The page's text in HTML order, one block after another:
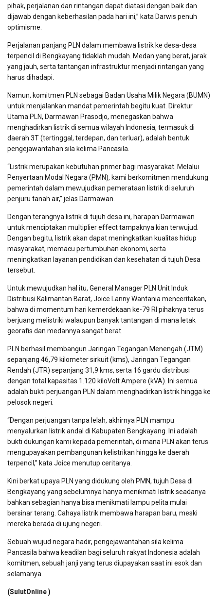
pihak, perjalanan dan rintangan dapat diatasi dengan baik dan
dijawab dengan keberhasilan pada hari ini,” kata Darwis penuh
optimisme.
Perjalanan panjang PLN dalam membawa listrik ke desa-desa
terpencil di Bengkayang tidaklah mudah. Medan yang berat, jarak
yang jauh, serta tantangan infrastruktur menjadi rintangan yang
harus dihadapi.
Namun, komitmen PLN sebagai Badan Usaha Milik Negara (BUMN)
untuk menjalankan mandat pemerintah begitu kuat. Direktur
Utama PLN, Darmawan Prasodjo, menegaskan bahwa
menghadirkan listrik di semua wilayah Indonesia, termasuk di
daerah 3T (tertinggal, terdepan, dan terluar), adalah bentuk
pengejawantahan sila kelima Pancasila.
“Listrik merupakan kebutuhan primer bagi masyarakat. Melalui
Penyertaan Modal Negara (PMN), kami berkomitmen mendukung
pemerintah dalam mewujudkan pemerataan listrik di seluruh
penjuru tanah air,” jelas Darmawan.
Dengan terangnya listrik di tujuh desa ini, harapan Darmawan
untuk menciptakan multiplier effect tampaknya kian terwujud.
Dengan begitu, listrik akan dapat meningkatkan kualitas hidup
masyarakat, memacu pertumbuhan ekonomi, serta
meningkatkan layanan pendidikan dan kesehatan di tujuh Desa
tersebut.
Untuk mewujudkan hal itu, General Manager PLN Unit Induk
Distribusi Kalimantan Barat, Joice Lanny Wantania menceritakan,
bahwa di momentum hari kemerdekaan ke-79 RI pihaknya terus
berjuang melistriki walaupun banyak tantangan di mana letak
georafis dan medannya sangat berat.
PLN berhasil membangun Jaringan Tegangan Menengah (JTM)
sepanjang 46,79 kilometer sirkuit (kms), Jaringan Tegangan
Rendah (JTR) sepanjang 31,9 kms, serta 16 gardu distribusi
dengan total kapasitas 1.120 kiloVolt Ampere (kVA). Ini semua
adalah bukti perjuangan PLN dalam menghadirkan listrik hingga ke
pelosok negeri.
“Dengan perjuangan tanpa lelah, akhirnya PLN mampu
menyalurkan listrik andal di Kabupaten Bengkayang. Ini adalah
bukti dukungan kami kepada pemerintah, di mana PLN akan terus
mengupayakan pembangunan kelistrikan hingga ke daerah
terpencil,” kata Joice menutup ceritanya.
Kini berkat upaya PLN yang didukung oleh PMN, tujuh Desa di
Bengkayang yang sebelumnya hanya menikmati listrik seadanya
bahkan sebagian hanya bisa menikmati lampu pelita mulai
bersinar terang. Cahaya listrik membawa harapan baru, meski
mereka berada di ujung negeri.
Sebuah wujud negara hadir, pengejawantahan sila kelima
Pancasila bahwa keadilan bagi seluruh rakyat Indonesia adalah
komitmen, sebuah janji yang terus diupayakan saat ini esok dan
selamanya.
(SulutOnline )